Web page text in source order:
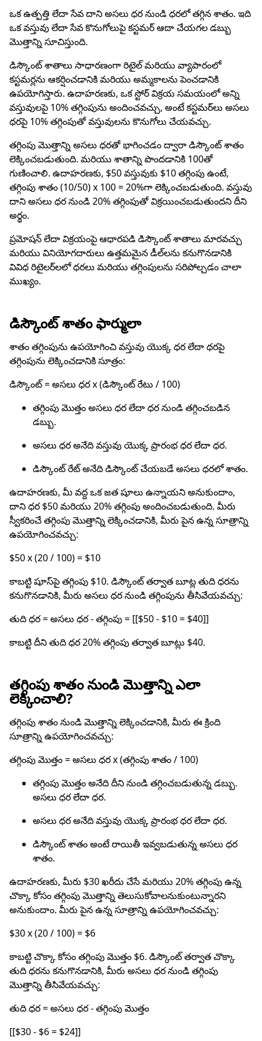
ఒక ఉత్పత్తి లేదా సేవ దాని అసలు ధర నుండి ధరలో తగ్గిన శాతం. ఇది
ఒక వస్తువు లేదా సేవ కొనుగోలుపై కస్టమర్ ఆదా చేయగల డబ్బు
మొత్తాన్ని సూచిస్తుంది.
డిస్కౌంట్ శాతాలు సాధారణంగా రిటైల్ మరియు వ్యాపారంలో
కస్టమర్లను ఆకర్షించడానికి మరియు అమ్మకాలను పెంచడానికి
ఉపయోగిస్తారు. ఉదాహరణకు, ఒక స్టోర్ విక్రయ సమయంలో అన్ని
వస్తువులపై 10% తగ్గింపును అందించవచ్చు, అంటే కస్టమర్‌లు అసలు
ధరపై 10% తగ్గింపుతో వస్తువులను కొనుగోలు చేయవచ్చు.
తగ్గింపు మొత్తాన్ని అసలు ధరతో భాగించడం ద్వారా డిస్కౌంట్ శాతం
లెక్కించబడుతుంది. మరియు శాతాన్ని పొందడానికి 100తో
గుణించాలి. ఉదాహరణకు, $50 వస్తువుకు $10 తగ్గింపు ఉంటే,
తగ్గింపు శాతం (10/50) x 100 = 20%గా లెక్కించబడుతుంది. వస్తువు
దాని అసలు ధర నుండి 20% తగ్గింపుతో విక్రయించబడుతుందని దీని
అర్థం.
ప్రమోషన్ లేదా విక్రయంపై ఆధారపడి డిస్కౌంట్ శాతాలు మారవచ్చు
మరియు వినియోగదారులు ఉత్తమమైన డీల్‌లను కనుగొనడానికి
వివిధ రిటైలర్‌లలో ధరలు మరియు తగ్గింపులను సరిపోల్చడం చాలా
ముఖ్యం.
డిస్కౌంట్ శాతం ఫార్ములా
శాతం తగ్గింపును ఉపయోగించి వస్తువు యొక్క ధర లేదా ధరపై
తగ్గింపును లెక్కించడానికి సూత్రం:
డిస్కౌంట్ = అసలు ధర x (డిస్కౌంట్ రేటు / 100)
తగ్గింపు మొత్తం అసలు ధర లేదా ధర నుండి తగ్గించబడిన
డబ్బు.
అసలు ధర అనేది వస్తువు యొక్క ప్రారంభ ధర లేదా ధర.
డిస్కౌంట్ రేట్ అనేది డిస్కౌంట్ చేయబడే అసలు ధరలో శాతం.
ఉదాహరణకు, మీ వద్ద ఒక జత షూలు ఉన్నాయని అనుకుందాం,
దాని ధర $50 మరియు 20% తగ్గింపు అందించబడుతుంది. మీరు
స్వీకరించే తగ్గింపు మొత్తాన్ని లెక్కించడానికి, మీరు పైన ఉన్న సూత్రాన్ని
ఉపయోగించవచ్చు:
$50 x (20 / 100) = $10
కాబట్టి షూస్‌పై తగ్గింపు $10. డిస్కౌంట్ తర్వాత బూట్ల తుది ధరను
కనుగొనడానికి, మీరు అసలు ధర నుండి తగ్గింపును తీసివేయవచ్చు:
తుది ధర = అసలు ధర - తగ్గింపు = [[$50 - $10 = $40]]
కాబట్టి దీని తుది ధర 20% తగ్గింపు తర్వాత బూట్లు $40.
తగ్గింపు శాతం నుండి మొత్తాన్ని ఎలా
లెక్కించాలి?
తగ్గింపు శాతం నుండి మొత్తాన్ని లెక్కించడానికి, మీరు ఈ క్రింది
సూత్రాన్ని ఉపయోగించవచ్చు:
తగ్గింపు మొత్తం = అసలు ధర x (తగ్గింపు శాతం / 100)
తగ్గింపు మొత్తం అనేది దీని నుండి తగ్గించబడుతున్న డబ్బు.
అసలు ధర లేదా ధర.
అసలు ధర అనేది వస్తువు యొక్క ప్రారంభ ధర లేదా ధర.
డిస్కౌంట్ శాతం అంటే రాయితీ ఇవ్వబడుతున్న అసలు ధర
శాతం.
ఉదాహరణకు, మీరు $30 ఖరీదు చేసే మరియు 20% తగ్గింపు ఉన్న
చొక్కా కోసం తగ్గింపు మొత్తాన్ని తెలుసుకోవాలనుకుంటున్నారని
అనుకుందాం. మీరు పైన ఉన్న సూత్రాన్ని ఉపయోగించవచ్చు:
$30 x (20 / 100) = $6
కాబట్టి చొక్కా కోసం తగ్గింపు మొత్తం $6. డిస్కౌంట్ తర్వాత చొక్కా
తుది ధరను కనుగొనడానికి, మీరు అసలు ధర నుండి తగ్గింపు
మొత్తాన్ని తీసివేయవచ్చు:
తుది ధర = అసలు ధర - తగ్గింపు మొత్తం
[[$30 - $6 = $24]]